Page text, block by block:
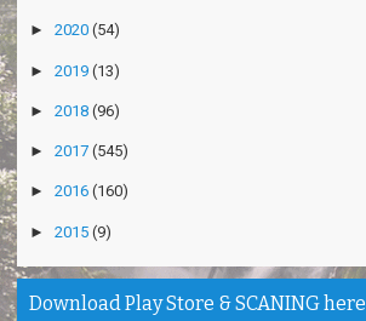
► 2020 (54)
► 2019 (13)
► 2018 (96)
► 2017 (545)
► 2016 (160)
► 2015 (9)
Download Play Store & SCANING here